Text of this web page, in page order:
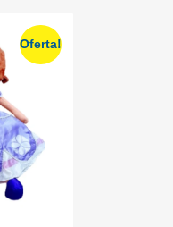
Oferta!